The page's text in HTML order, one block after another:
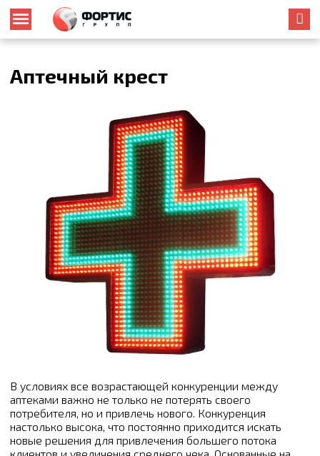
Аптечный крест
В условиях все возрастающей конкуренции между
аптеками важно не только не потерять своего
потребителя, но и привлечь нового. Конкуренция
настолько высока, что постоянно приходится искать
новые решения для привлечения большего потока